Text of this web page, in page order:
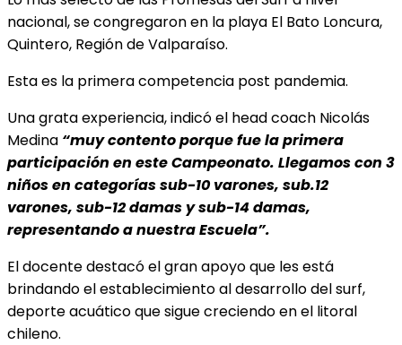
nacional, se congregaron en la playa El Bato Loncura,
Quintero, Región de Valparaíso.
Esta es la primera competencia post pandemia.
Una grata experiencia, indicó el head coach Nicolás
Medina “muy contento porque fue la primera
participación en este Campeonato. Llegamos con 3
niños en categorías sub-10 varones, sub.12
varones, sub-12 damas y sub-14 damas,
representando a nuestra Escuela”.
El docente destacó el gran apoyo que les está
brindando el establecimiento al desarrollo del surf,
deporte acuático que sigue creciendo en el litoral
chileno.